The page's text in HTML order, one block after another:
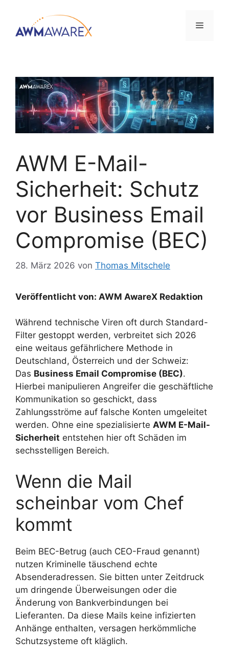
AWM E-Mail-
Sicherheit: Schutz
vor Business Email
Compromise (BEC)
28. März 2026 von Thomas Mitschele
Veröffentlicht von: AWM AwareX Redaktion
Während technische Viren oft durch Standard-
Filter gestoppt werden, verbreitet sich 2026
eine weitaus gefährlichere Methode in
Deutschland, Österreich und der Schweiz:
Das Business Email Compromise (BEC).
Hierbei manipulieren Angreifer die geschäftliche
Kommunikation so geschickt, dass
Zahlungsströme auf falsche Konten umgeleitet
werden. Ohne eine spezialisierte AWM E-Mail-
Sicherheit entstehen hier oft Schäden im
sechsstelligen Bereich.
Wenn die Mail
scheinbar vom Chef
kommt
Beim BEC-Betrug (auch CEO-Fraud genannt)
nutzen Kriminelle täuschend echte
Absenderadressen. Sie bitten unter Zeitdruck
um dringende Überweisungen oder die
Änderung von Bankverbindungen bei
Lieferanten. Da diese Mails keine infizierten
Anhänge enthalten, versagen herkömmliche
Schutzsysteme oft kläglich.